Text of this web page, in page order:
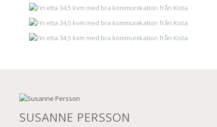
SUSANNE PERSSON